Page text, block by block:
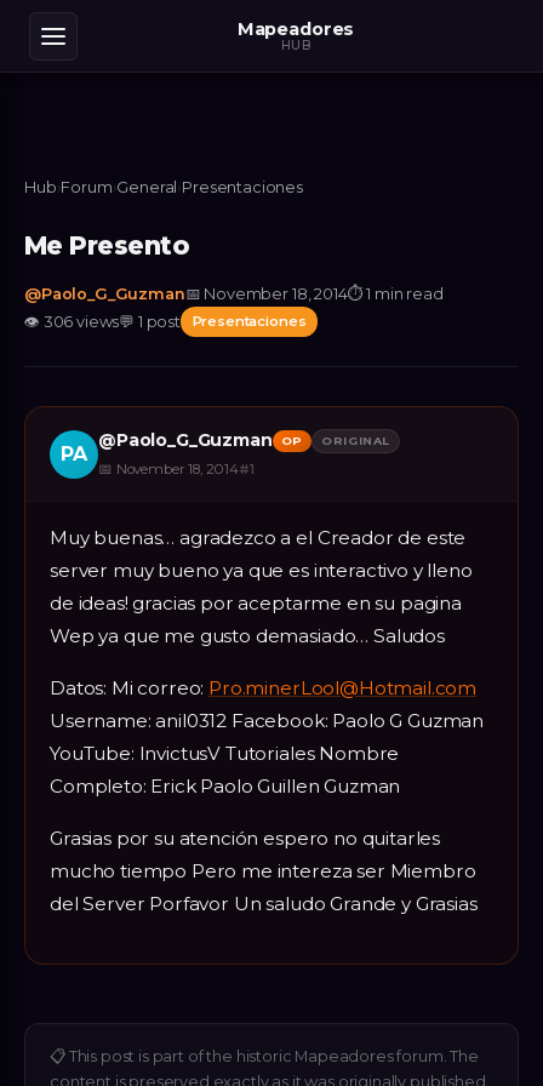
Mapeadores
HUB
Hub›Forum›General ›Presentaciones
Me Presento
@Paolo_G_Guzman📅 November 18, 2014⏱1 min read
👁 306 views💬 1 post Presentaciones
PA
@Paolo_G_Guzman OP ORIGINAL
📅 November 18, 2014#1
Muy buenas… agradezco a el Creador de este
server muy bueno ya que es interactivo y lleno
de ideas! gracias por aceptarme en su pagina
Wep ya que me gusto demasiado… Saludos
Datos: Mi correo: Pro.minerLool@Hotmail.com
Username: anil0312 Facebook: Paolo G Guzman
YouTube: InvictusV Tutoriales Nombre
Completo: Erick Paolo Guillen Guzman
Grasias por su atención espero no quitarles
mucho tiempo Pero me intereza ser Miembro
del Server Porfavor Un saludo Grande y Grasias
📋 This post is part of the historic Mapeadores forum. The
content is preserved exactly as it was originally published.